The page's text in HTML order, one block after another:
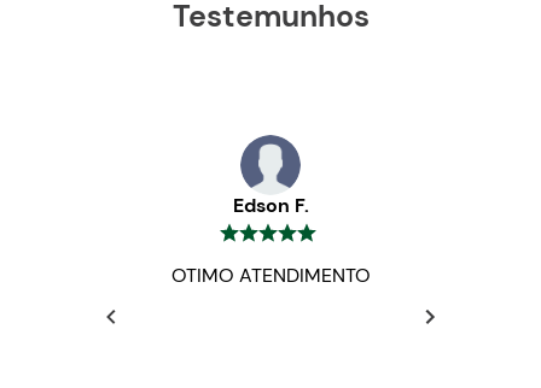
Testemunhos
Edson F.
OTIMO ATENDIMENTO